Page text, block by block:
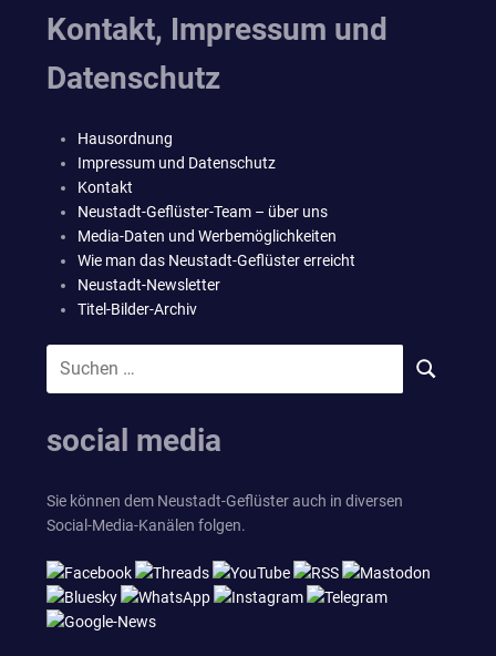
Kontakt, Impressum und
Datenschutz
Hausordnung
Impressum und Datenschutz
Kontakt
Neustadt-Geflüster-Team – über uns
Media-Daten und Werbemöglichkeiten
Wie man das Neustadt-Geflüster erreicht
Neustadt-Newsletter
Titel-Bilder-Archiv
Suchen
SUCHEN
social media
Sie können dem Neustadt-Geflüster auch in diversen
Social-Media-Kanälen folgen.